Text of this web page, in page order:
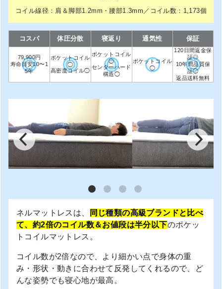
コイル線径：肩＆脚部1.2mm・腰部1.3mm／コイル数：1,173個
コスパ 体圧分散 寝返り 通気性 保証
79,900円
寿命目安10〜1
5年
ポケットコイル
◯
高密度コイル◯
ポケットコイル
◯
センターハード
構造◯
ポケットコイル
◯
120日間返金保
証◎
10年間品質保
証◯
返品送料無料
ネルマットレスは、
同じ種類の高級ブランドと比べ
て、約2倍のコイル数＆お値段は半分以下のポケッ
トコイルマットレス。
コイル数が2倍なので、より細かい点で身体の重
み・形状・動きに合わせて反発してくれるので、ど
んな姿勢でも寝心地が最高。